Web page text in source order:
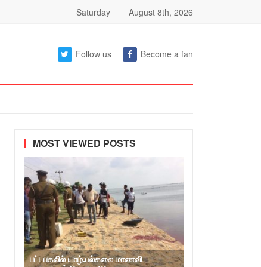
Saturday August 8th, 2026
Follow us Become a fan
MOST VIEWED POSTS
பட்டபகலில் யாழ்.பல்கலை மாணவி